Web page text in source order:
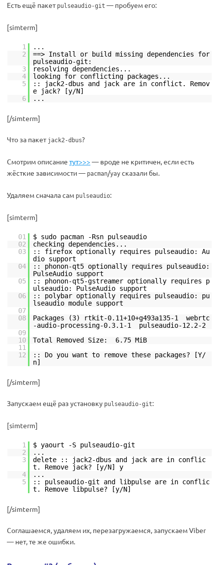
Есть ещё пакет pulseaudio-git — пробуем его:
[simterm]
1
...
2
==> Install or build missing dependencies for
pulseaudio-git:
3
resolving dependencies...
4
looking for conflicting packages...
5
:: jack2-dbus and jack are in conflict. Remov
e jack? [y/N]
6
...
[/simterm]
Что за пакет jack2-dbus?
Смотрим описание тут>>> — вроде не критичен, если есть
жёсткие зависимости — pacman/yay сказали бы.
Удаляем сначала сам pulseaudio:
[simterm]
01
$ sudo pacman -Rsn pulseaudio
02
checking dependencies...
03
:: firefox optionally requires pulseaudio: Au
dio support
04
:: phonon-qt5 optionally requires pulseaudio:
PulseAudio support
05
:: phonon-qt5-gstreamer optionally requires p
ulseaudio: PulseAudio support
06
:: polybar optionally requires pulseaudio: pu
lseaudio module support
07
08
Packages (3) rtkit-0.11+10+g493a135-1 webrtc
-audio-processing-0.3.1-1 pulseaudio-12.2-2
09
10
Total Removed Size: 6.75 MiB
11
12
:: Do you want to remove these packages? [Y/
n]
[/simterm]
Запускаем ещё раз установку pulseaudio-git:
[simterm]
1
$ yaourt -S pulseaudio-git
2
...
3
delete :: jack2-dbus and jack are in conflic
t. Remove jack? [y/N] y
4
...
5
:: pulseaudio-git and libpulse are in conflic
t. Remove libpulse? [y/N]
[/simterm]
Соглашаемся, удаляем их, перезагружаемся, запускаем Viber
— нет, те же ошибки.